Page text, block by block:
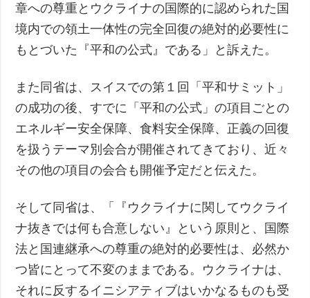
章への尊重とウクライナの国際的に認められた国
境内での領土一体性の完全回復の絶対的必要性に
もとづいた『平和の公式』である」と訴えた。
また同省は、スイスでの第１回「平和サミット」
の成功の後、すでに「平和の公式」の項目ごとの
エネルギー安全保障、食料安全保障、正義の回復
を扱うテーマ別会合が開催されてきており、近々
その他の項目の会合も開催予定だと伝えた。
そして同省は、「『ウクライナに関してウクライ
ナ抜きでは何も合意しない』という原則と、国際
法と国連継承への尊重の絶対的必要性は、必然か
つ皆にとって不変のままである。ウクライナは、
それに反するイニシアティブはいかなるものも受